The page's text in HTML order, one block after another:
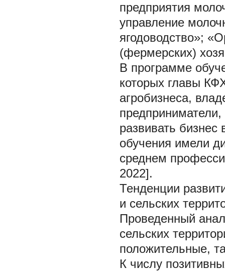
предприятия
управление
ягодоводство»;
(фермерских)
В программе
которых главы
агробизнеса,
развивать
обучения имели
среднем
2022].
Тенденции
и сельских
Проведенный
сельских
положительные,
К числу